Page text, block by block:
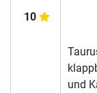
10
und